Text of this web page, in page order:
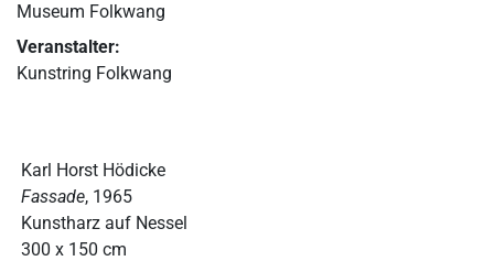
Museum Folkwang
Veranstalter:
Kunstring Folkwang
Karl Horst Hödicke
Fassade, 1965
Kunstharz auf Nessel
300 x 150 cm